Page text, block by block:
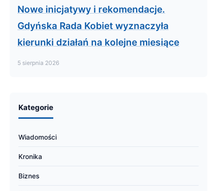
Nowe inicjatywy i rekomendacje.
Gdyńska Rada Kobiet wyznaczyła
kierunki działań na kolejne miesiące
5 sierpnia 2026
Kategorie
Wiadomości
Kronika
Biznes